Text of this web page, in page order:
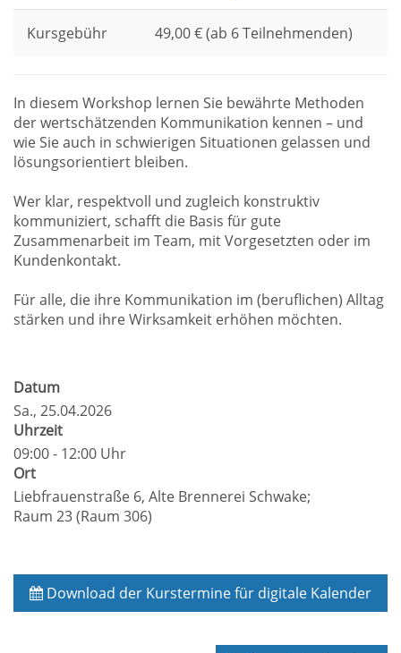
Kursgebühr 49,00 € (ab 6 Teilnehmenden)
In diesem Workshop lernen Sie bewährte Methoden
der wertschätzenden Kommunikation kennen – und
wie Sie auch in schwierigen Situationen gelassen und
lösungsorientiert bleiben.
Wer klar, respektvoll und zugleich konstruktiv
kommuniziert, schafft die Basis für gute
Zusammenarbeit im Team, mit Vorgesetzten oder im
Kundenkontakt.
Für alle, die ihre Kommunikation im (beruflichen) Alltag
stärken und ihre Wirksamkeit erhöhen möchten.
Datum
Sa., 25.04.2026
Uhrzeit
09:00 - 12:00 Uhr
Ort
Liebfrauenstraße 6, Alte Brennerei Schwake;
Raum 23 (Raum 306)
Download der Kurstermine für digitale Kalender